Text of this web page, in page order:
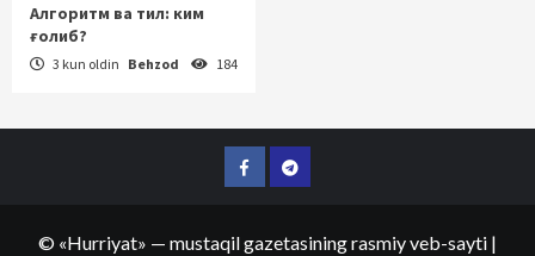
Алгоритм ва тил: ким
ғолиб?
3 kun oldin Behzod 184
FacebookTelegram
© «Hurriyat» — mustaqil gazetasining rasmiy veb-sayti |